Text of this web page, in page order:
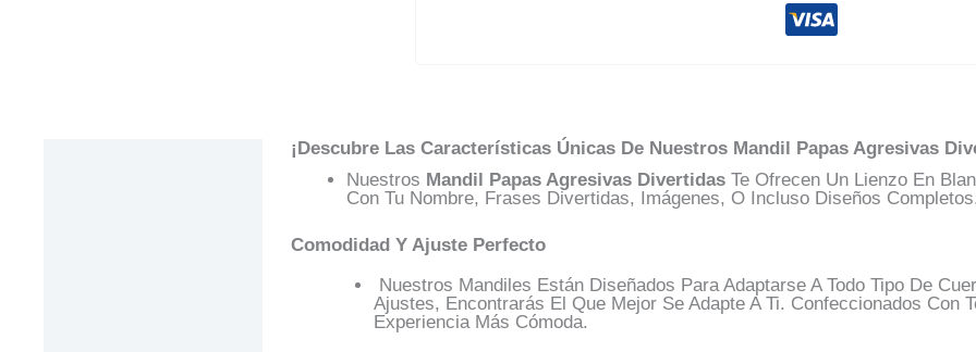
¡Descubre Las Características Únicas De Nuestros Mandil Papas Agresivas
Nuestros Mandil Papas Agresivas DivertidasTe Ofrecen Un Lienzo En
Con Tu Nombre, Frases Divertidas, Imágenes, O Incluso Diseños
Comodidad Y Ajuste Perfecto
Nuestros Mandiles Están Diseñados Para Adaptarse A Todo Tipo De
Ajustes, Encontrarás El Que Mejor Se Adapte A Ti. Confeccionados Con
Experiencia Más Cómoda.